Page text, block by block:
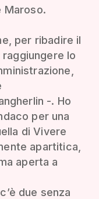
Maroso.
per ribadire il
lo
-. Ho
per una
di Vivere
apartitica,
aperta a
due senza